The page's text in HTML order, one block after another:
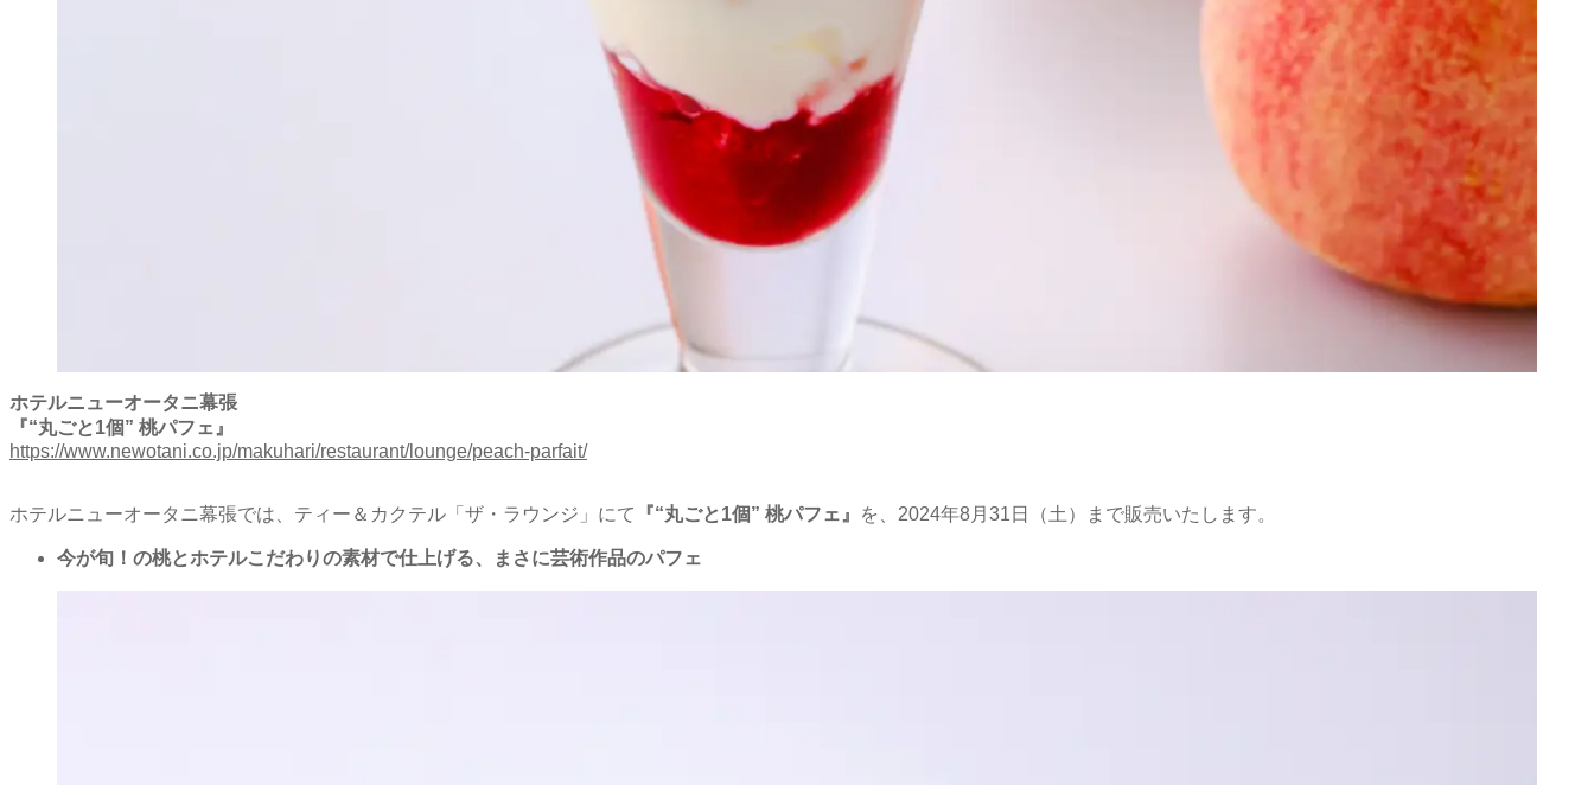
ホテルニューオータニ幕張
『“丸ごと1個” 桃パフェ』
https://www.newotani.co.jp/makuhari/restaurant/lounge/peach-parfait/
ホテルニューオータニ幕張では、ティー＆カクテル「ザ・ラウンジ」にて 『“丸ごと1個” 桃パフェ』 を、2024年8月31日（土）まで販売いたします。
今が旬！の桃とホテルこだわりの素材で仕上げる、まさに芸術作品のパフェ